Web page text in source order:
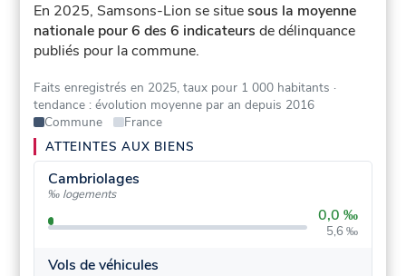
En 2025, Samsons-Lion se situesous la moyenne
nationale pour 6 des 6 indicateurs de délinquance
publiés pour la commune.
Faits enregistrés en 2025, taux pour 1 000 habitants ·
tendance : évolution moyenne par an depuis 2016
Commune
France
ATTEINTES AUX BIENS
Cambriolages
‰ logements
0,0 ‰
5,6 ‰
Vols de véhicules